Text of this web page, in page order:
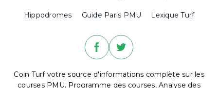
Hippodromes Guide Paris PMU Lexique Turf
Coin Turf votre source d'informations complète sur les
courses PMU. Programme des courses, Analyse des